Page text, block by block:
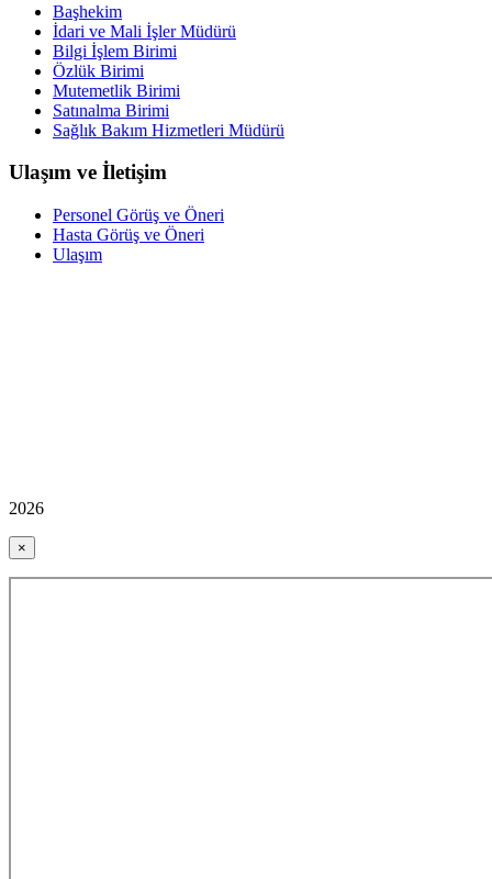
Başhekim
İdari ve Mali İşler Müdürü
Bilgi İşlem Birimi
Özlük Birimi
Mutemetlik Birimi
Satınalma Birimi
Sağlık Bakım Hizmetleri Müdürü
Ulaşım ve İletişim
Personel Görüş ve Öneri
Hasta Görüş ve Öneri
Ulaşım
2026
×